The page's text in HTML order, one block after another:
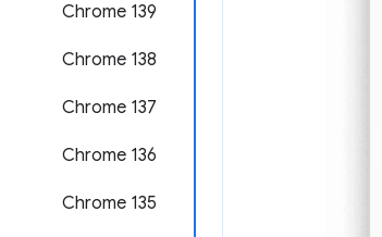
‫Chrome 139
‫Chrome 138
‫Chrome 137
Chrome 136
Chrome 135